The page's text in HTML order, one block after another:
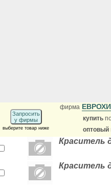
Запросить
у фирмы
выберите товар ниже
фирма
купить
оптовый
Краситель
Краситель